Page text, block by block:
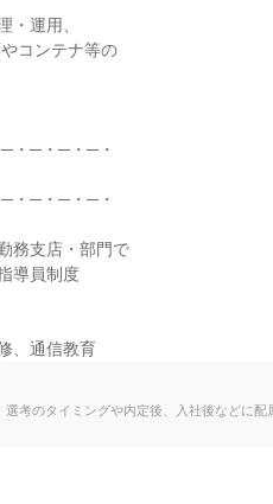
・運用、
・─・─・─・
・─・─・─・
務支店・部門で
導員制度
、通信教育
考のタイミングや内定後、入社後などに配